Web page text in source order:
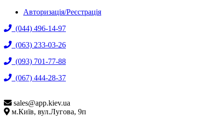
Авторизація/Реєстрація
(044) 496-14-97
(063) 233-03-26
(093) 701-77-88
(067) 444-28-37
sales@app.kiev.ua
м.Київ, вул.Лугова, 9п